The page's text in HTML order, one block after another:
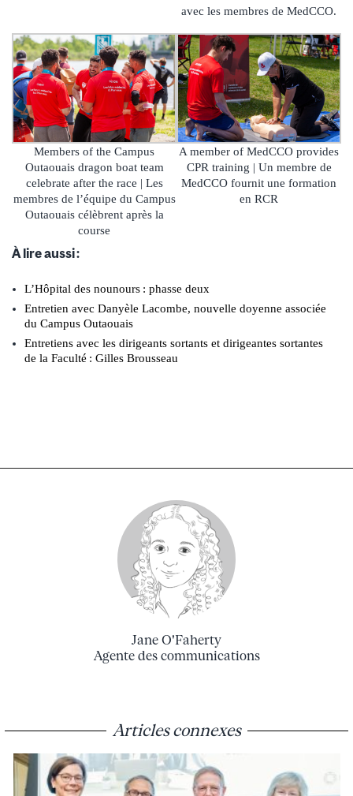
avec les membres de MedCCO.
Members of the Campus
Outaouais dragon boat team
celebrate after the race | Les
membres de l’équipe du Campus
Outaouais célèbrent après la
course
A member of MedCCO provides
CPR training | Un membre de
MedCCO fournit une formation
en RCR
À lire aussi :
L’Hôpital des nounours : phasse deux
Entretien avec Danyèle Lacombe, nouvelle doyenne associée
du Campus Outaouais
Entretiens avec les dirigeants sortants et dirigeantes sortantes
de la Faculté : Gilles Brousseau
Jane O'Faherty
Agente des communications
Articles connexes